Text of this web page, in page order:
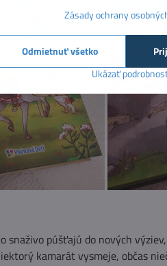
snaživo púšťajú do nových
kamarát vysmeje, občas
Zásady ochrany
Ukázať
Odmietnuť všetko